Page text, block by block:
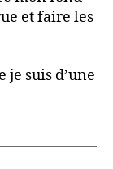
et faire les
je suis d’une